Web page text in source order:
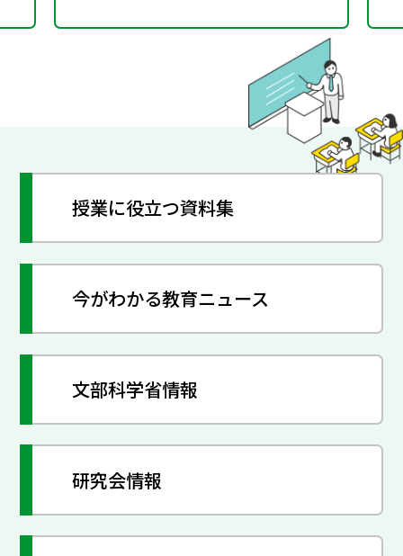
授業に役立つ資料集
今がわかる教育ニュース
文部科学省情報
研究会情報